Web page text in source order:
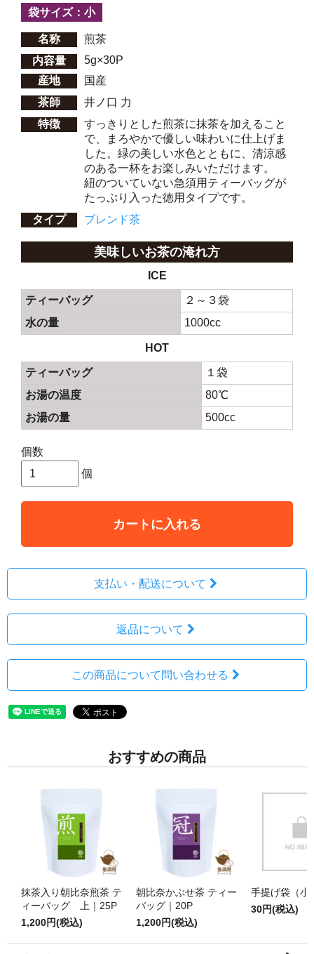
袋サイズ：小
名称
煎茶
内容量
5g×30P
産地
国産
茶師
井ノ口 力
特徴
すっきりとした煎茶に抹茶を加えること
で、まろやかで優しい味わいに仕上げま
した。緑の美しい水色とともに、清涼感
のある一杯をお楽しみいただけます。
紐のついていない急須用ティーバッグが
たっぷり入った徳用タイプです。
タイプ
ブレンド茶
美味しいお茶の淹れ方
ICE
ティーバッグ
２～３袋
水の量
1000cc
HOT
ティーバッグ
１袋
お湯の温度
80℃
お湯の量
500cc
個数
個
カートに入れる
支払い・配送について
返品について
この商品について問い合わせる
おすすめの商品
抹茶入り朝比奈煎茶 テ
ィーバッグ 上｜25P
1,200円(税込)
朝比奈かぶせ茶 ティー
バッグ｜20P
1,200円(税込)
手提げ袋（小
30円(税込)